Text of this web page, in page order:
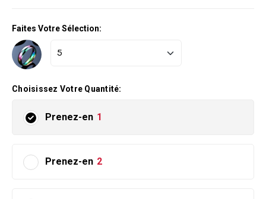
Faites Votre Sélection:
Choisissez Votre Quantité:
Prenez-en 1
Prenez-en 2